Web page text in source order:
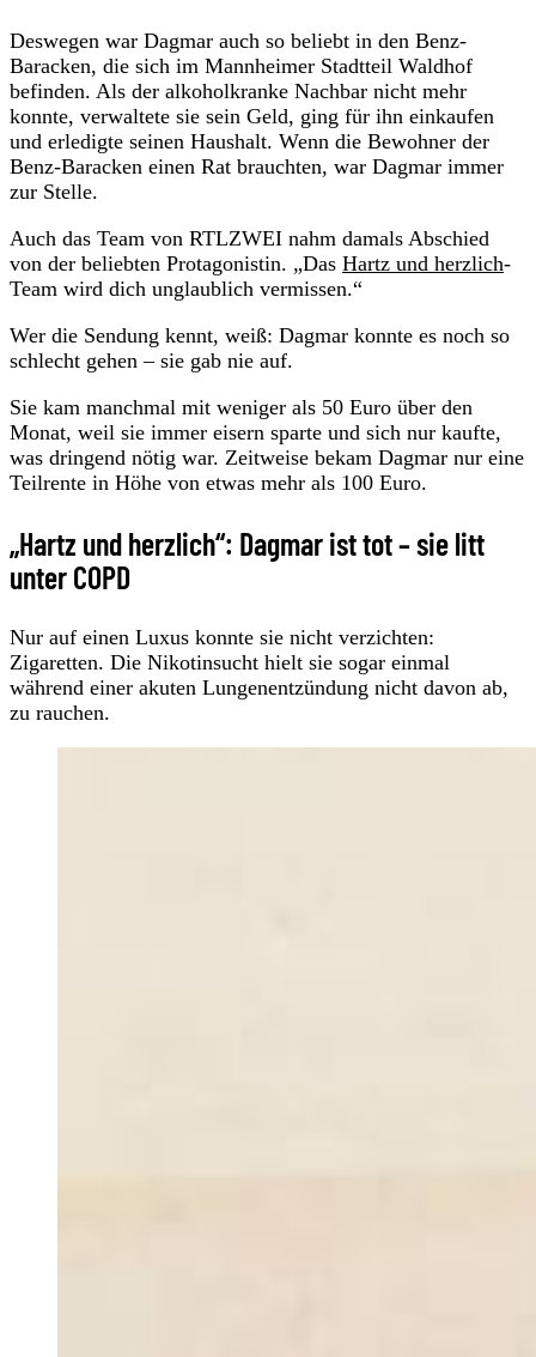
Deswegen war Dagmar auch so beliebt in den Benz-
Baracken, die sich im Mannheimer Stadtteil Waldhof
befinden. Als der alkoholkranke Nachbar nicht mehr
konnte, verwaltete sie sein Geld, ging für ihn einkaufen
und erledigte seinen Haushalt. Wenn die Bewohner der
Benz-Baracken einen Rat brauchten, war Dagmar immer
zur Stelle.
Auch das Team von RTLZWEI nahm damals Abschied
von der beliebten Protagonistin. „Das Hartz und herzlich-
Team wird dich unglaublich vermissen.“
Wer die Sendung kennt, weiß: Dagmar konnte es noch so
schlecht gehen – sie gab nie auf.
Sie kam manchmal mit weniger als 50 Euro über den
Monat, weil sie immer eisern sparte und sich nur kaufte,
was dringend nötig war. Zeitweise bekam Dagmar nur eine
Teilrente in Höhe von etwas mehr als 100 Euro.
„Hartz und herzlich“: Dagmar ist tot – sie litt
unter COPD
Nur auf einen Luxus konnte sie nicht verzichten:
Zigaretten. Die Nikotinsucht hielt sie sogar einmal
während einer akuten Lungenentzündung nicht davon ab,
zu rauchen.